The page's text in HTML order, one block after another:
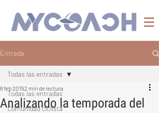
Entrada
Todas las entradas
Comunidad ciclista
Todas las entradas
Analizando la temporada del
8 feb 20192 min de lectura